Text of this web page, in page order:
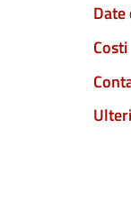
Costi